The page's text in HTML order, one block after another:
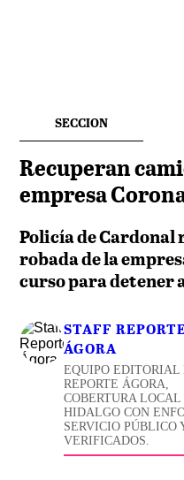
SECCION
Recuperan
empresa
Policía de
robada de la
curso para detener
STAFF
ÁGORA
EQUIPO EDITORIAL
REPORTE ÁGORA,
COBERTURA LOCAL
HIDALGO CON
SERVICIO PÚBLICO
VERIFICADOS.